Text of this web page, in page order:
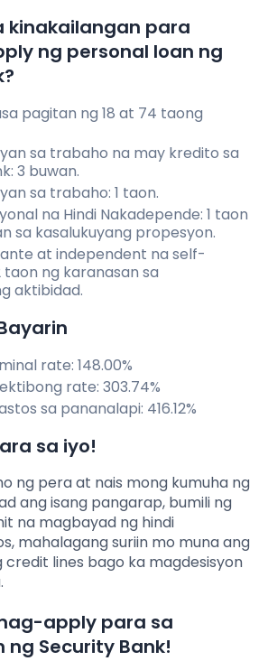
kinakailangan para
ng personal loan ng
pagitan ng 18 at 74 taong
sa trabaho na may kredito sa
3 buwan.
sa trabaho: 1 taon.
na Hindi Nakadepende: 1 taon
sa kasalukuyang propesyon.
at independent na self-
ng karanasan sa
aktibidad.
rate: 148.00%
rate: 303.74%
sa pananalapi: 416.12%
sa iyo!
ng pera at nais mong kumuha ng
ang isang pangarap, bumili ng
na magbayad ng hindi
mahalagang suriin mo muna ang
credit lines bago ka magdesisyon
apply para sa
ng Security Bank!